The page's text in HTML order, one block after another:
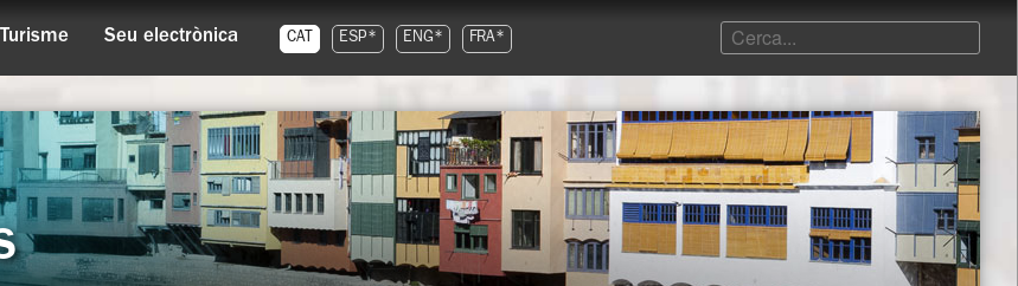
Turisme Seu electrònica CAT ESP* ENG* FRA*